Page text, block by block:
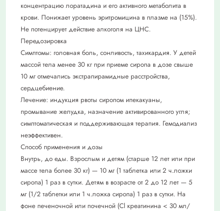
концентрацию лоратадина и его активного метаболита в
крови. Понижает уровень эритромицина в плазме на (15%).
Не потенцирует действие алкоголя на ЦНС.
Передозировка
Симптомы: головная боль, сонливость, тахикардия. У детей
массой тела менее 30 кг при приеме сиропа в дозе свыше
10 мг отмечались экстрапирамидные расстройства,
сердцебиение.
Лечение: индукция рвоты сиропом ипекакуаны,
промывание желудка, назначение активированного угля;
симптоматическая и поддерживающая терапия. Гемодиализ
неэффективен.
Способ применения и дозы
Внутрь, до еды. Взрослым и детям (старше 12 лет или при
массе тела более 30 кг) — 10 мг (1 таблетка или 2 ч.ложки
сиропа) 1 раз в сутки. Детям в возрасте от 2 до 12 лет — 5
мг (1/2 таблетки или 1 ч.ложка сиропа) 1 раз в сутки. На
фоне печеночной или почечной (Cl креатинина < 30 мл/